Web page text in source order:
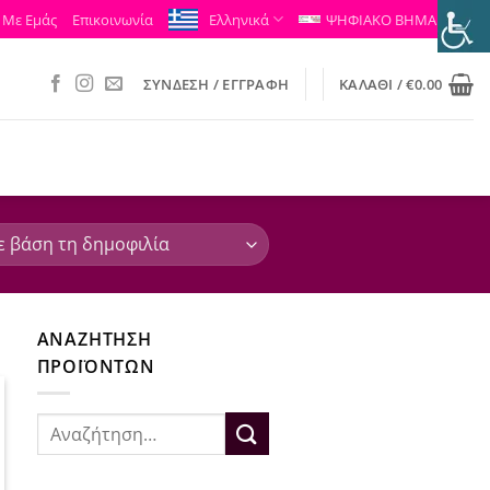
Με Εμάς Επικοινωνία Ελληνικά ΨΗΦΙΑΚΟ ΒΗΜΑ
ΣΎΝΔΕΣΗ / ΕΓΓΡΑΦΉ ΚΑΛΆΘΙ /€0.00
ΑΝΑΖΉΤΗΣΗ
ΠΡΟΪΌΝΤΩΝ
Αναζήτηση
για: